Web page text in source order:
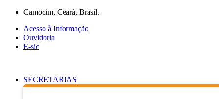
conteúdo
Camocim, Ceará, Brasil.
Acesso à Informação
Ouvidoria
E-sic
SECRETARIAS